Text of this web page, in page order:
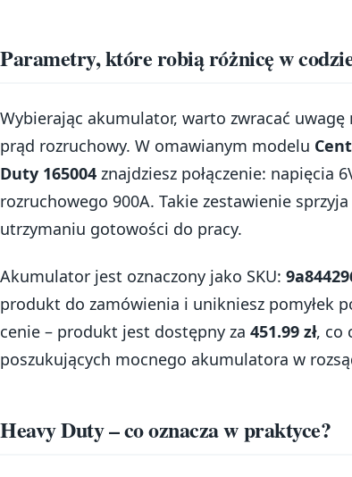
Parametry, które robią różnicę w
Wybierając akumulator, warto zwracać
prąd rozruchowy. W omawianym modelu
Duty 165004 znajdziesz połączenie: napięcia
rozruchowego 900A. Takie zestawienie
utrzymaniu gotowości do pracy.
Akumulator jest oznaczony jako SKU:
produkt do zamówienia i unikniesz pomyłek
cenie – produkt jest dostępny za 451.99 zł, co
poszukujących mocnego akumulatora w
Heavy Duty – co oznacza w praktyce?